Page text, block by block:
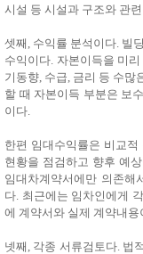
시설 등 시설과 구조와 관
셋째, 수익률 분석이다. 빌
수익이다. 자본이득을 미
기동향, 수급, 금리 등 수많
할 때 자본이득 부분은 보
이다.
한편 임대수익률은 비교
현황을 점검하고 향후 예
임대차계약서에만 의존해
다. 최근에는 임차인에게
에 계약서와 실제 계약내
넷째, 각종 서류검토다. 법